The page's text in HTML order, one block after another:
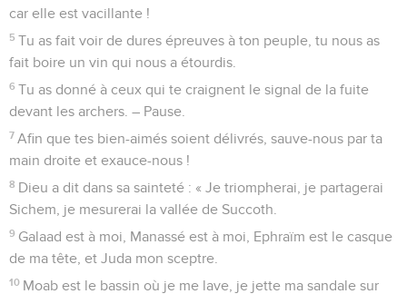
car elle est vacillante !
5 Tu as fait voir de dures épreuves à ton peuple, tu nous as
fait boire un vin qui nous a étourdis.
6 Tu as donné à ceux qui te craignent le signal de la fuite
devant les archers. – Pause.
7 Afin que tes bien-aimés soient délivrés, sauve-nous par ta
main droite et exauce-nous !
8 Dieu a dit dans sa sainteté : « Je triompherai, je partagerai
Sichem, je mesurerai la vallée de Succoth.
9 Galaad est à moi, Manassé est à moi, Ephraïm est le casque
de ma tête, et Juda mon sceptre.
10 Moab est le bassin où je me lave, je jette ma sandale sur